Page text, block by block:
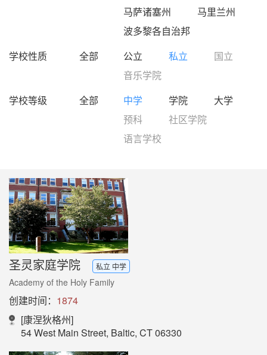
马萨诸塞州
马里兰州
波多黎各自治邦
学校性质
全部 公立 私立
国立
音乐学院
学校等级
全部 中学 学院
大学
预科
社区学院
语言学校
圣灵家庭学院 私立 中学
Academy of the Holy Family
创建时间： 1874
[康涅狄格州]
54 West Main Street, Baltic, CT 06330